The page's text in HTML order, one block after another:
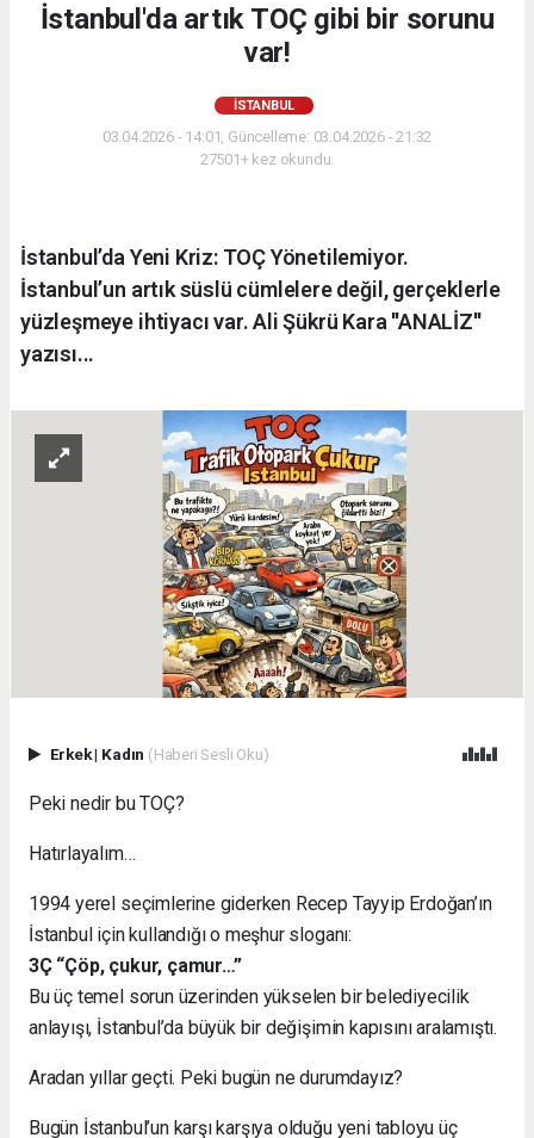
İstanbul'da artık TOÇ gibi bir sorunu
var!
İSTANBUL
03.04.2026 - 14:01, Güncelleme: 03.04.2026 - 21:32
27501+ kez okundu.
İstanbul’da Yeni Kriz: TOÇ Yönetilemiyor.
İstanbul’un artık süslü cümlelere değil, gerçeklerle
yüzleşmeye ihtiyacı var. Ali Şükrü Kara ''ANALİZ''
yazısı...
Erkek| Kadın (Haberi Sesli Oku)
Peki nedir bu TOÇ?
Hatırlayalım…
1994 yerel seçimlerine giderken Recep Tayyip Erdoğan’ın
İstanbul için kullandığı o meşhur sloganı:
3Ç “Çöp, çukur, çamur…”
Bu üç temel sorun üzerinden yükselen bir belediyecilik
anlayışı, İstanbul’da büyük bir değişimin kapısını aralamıştı.
Aradan yıllar geçti. Peki bugün ne durumdayız?
Bugün İstanbul’un karşı karşıya olduğu yeni tabloyu üç